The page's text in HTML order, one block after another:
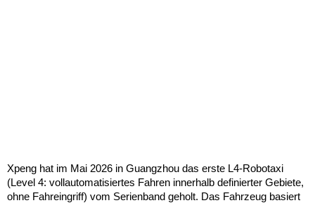
Xpeng hat im Mai 2026 in Guangzhou das erste L4-Robotaxi
(Level 4: vollautomatisiertes Fahren innerhalb definierter Gebiete,
ohne Fahreingriff) vom Serienband geholt. Das Fahrzeug basiert